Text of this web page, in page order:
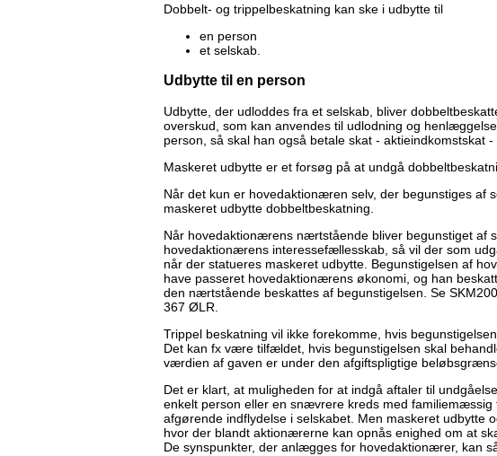
Dobbelt- og trippelbeskatning kan ske i udbytte til
en person
et selskab.
Udbytte til en person
Udbytte, der udloddes fra et selskab, bliver
overskud, som kan anvendes til udlodning og
person, så skal han også betale skat - aktieindkomstskat
Maskeret udbytte er et forsøg på at undgå
Når det kun er hovedaktionæren selv, der begunstiges af
maskeret udbytte dobbeltbeskatning.
Når hovedaktionærens nærtstående bliver begunstiget af
hovedaktionærens interessefællesskab, så vil der som
når der statueres maskeret udbytte. Begunstigelsen af
have passeret hovedaktionærens økonomi, og han
den nærtstående beskattes af begunstigelsen. Se
367 ØLR.
Trippel beskatning vil ikke forekomme, hvis
Det kan fx være tilfældet, hvis begunstigelsen skal
værdien af gaven er under den afgiftspligtige
Det er klart, at muligheden for at indgå aftaler til
enkelt person eller en snævrere kreds med familiemæssig
afgørende indflydelse i selskabet. Men maskeret udbytte
hvor der blandt aktionærerne kan opnås enighed om at
De synspunkter, der anlægges for hovedaktionærer, kan